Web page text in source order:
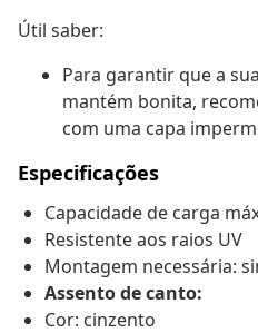
Útil saber:
Para garantir que a
mantém bonita,
com uma capa
Especificações
Capacidade de carga
Resistente aos raios UV
Montagem necessária:
Assento de canto:
Cor: cinzento